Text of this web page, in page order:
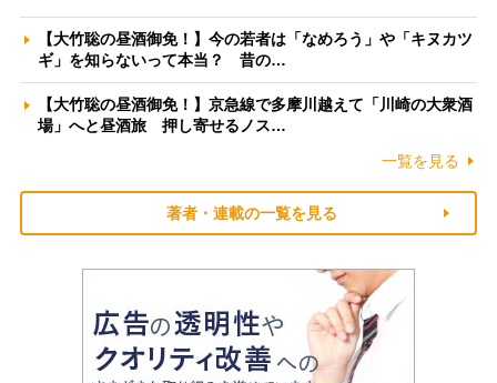
【大竹聡の昼酒御免！】今の若者は「なめろう」や「キヌカツ
ギ」を知らないって本当？ 昔の…
【大竹聡の昼酒御免！】京急線で多摩川越えて「川崎の大衆酒
場」へと昼酒旅 押し寄せるノス…
一覧を見る
著者・連載の一覧を見る